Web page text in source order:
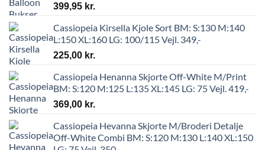
399,95 kr.
Cassiopeia Kirsella Kjole Sort BM: S:130 M:140
L:150 XL:160 LG: 100/115 Vejl. 349,-
225,00 kr.
Cassiopeia Henanna Skjorte Off-White M/Print
BM: S:120 M:125 L:135 XL:145 LG: 75 Vejl. 419,-
369,00 kr.
Cassiopeia Hevanna Skjorte M/Broderi Detalje
Off-White Combi BM: S:120 M:130 L:140 XL:150